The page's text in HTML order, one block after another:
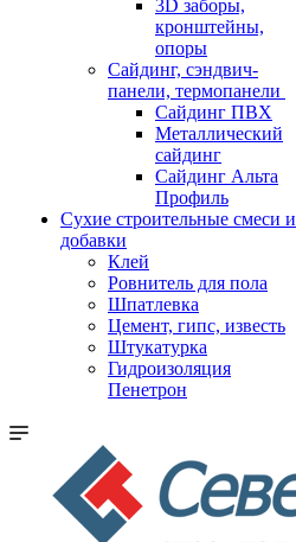
3D заборы,
кронштейны,
опоры
Cайдинг, сэндвич-
панели, термопанели
Сайдинг ПВХ
Металлический
сайдинг
Сайдинг Альта
Профиль
Сухие строительные смеси и
добавки
Клей
Ровнитель для пола
Шпатлевка
Цемент, гипс, известь
Штукатурка
Гидроизоляция
Пенетрон